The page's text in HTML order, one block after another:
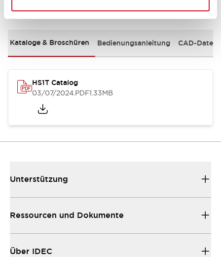
Dokumente und Dateien
Kataloge & Broschüren Bedienungsanleitung CAD-
HS1T Catalog
03/07/2024.PDF1.33MB
Unterstützung
Ressourcen und Dokumente
Über IDEC